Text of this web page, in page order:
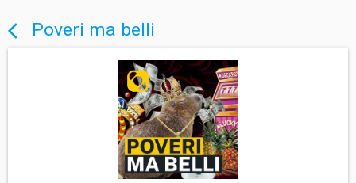
arrow_back_ios Poveri ma belli